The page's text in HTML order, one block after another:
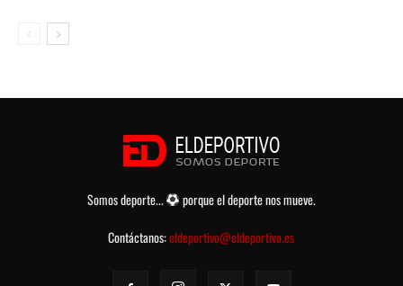
Somos deporte...
porque el deporte nos mueve.
Contáctanos:eldeportivo@eldeportivo.es